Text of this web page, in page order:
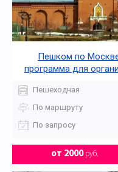
Пешком по
программа для
Пешеходная
По маршруту
По запросу
от 2000руб.